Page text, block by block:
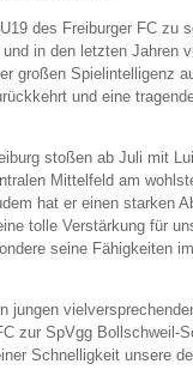
des Freiburger FC
in den letzten Jahren
großen Spielintelligenz
und eine
stoßen ab Juli mit
Mittelfeld am
hat er einen starken
tolle Verstärkung für
seine Fähigkeiten
jungen
zur SpVgg
Schnelligkeit unsere